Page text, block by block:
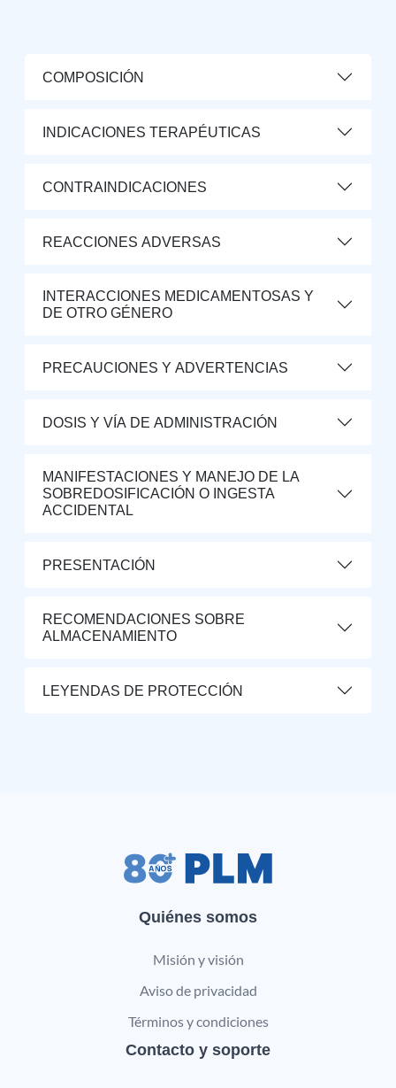
COMPOSICIÓN
INDICACIONES TERAPÉUTICAS
CONTRAINDICACIONES
REACCIONES ADVERSAS
INTERACCIONES MEDICAMENTOSAS Y
DE OTRO GÉNERO
PRECAUCIONES Y ADVERTENCIAS
DOSIS Y VÍA DE ADMINISTRACIÓN
MANIFESTACIONES Y MANEJO DE LA
SOBREDOSIFICACIÓN O INGESTA
ACCIDENTAL
PRESENTACIÓN
RECOMENDACIONES SOBRE
ALMACENAMIENTO
LEYENDAS DE PROTECCIÓN
Quiénes somos
Misión y visión
Aviso de privacidad
Términos y condiciones
Contacto y soporte